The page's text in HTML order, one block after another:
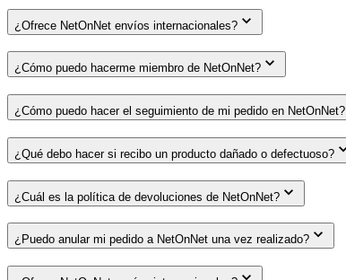
¿Ofrece NetOnNet envíos internacionales?
¿Cómo puedo hacerme miembro de NetOnNet?
¿Cómo puedo hacer el seguimiento de mi pedido en NetOnNet?
¿Qué debo hacer si recibo un producto dañado o defectuoso?
¿Cuál es la política de devoluciones de NetOnNet?
¿Puedo anular mi pedido a NetOnNet una vez realizado?